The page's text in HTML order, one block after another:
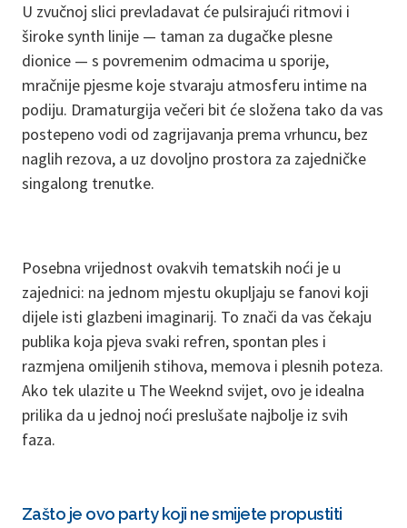
U zvučnoj slici prevladavat će pulsirajući ritmovi i
široke synth linije — taman za dugačke plesne
dionice — s povremenim odmacima u sporije,
mračnije pjesme koje stvaraju atmosferu intime na
podiju. Dramaturgija večeri bit će složena tako da vas
postepeno vodi od zagrijavanja prema vrhuncu, bez
naglih rezova, a uz dovoljno prostora za zajedničke
singalong trenutke.
Posebna vrijednost ovakvih tematskih noći je u
zajednici: na jednom mjestu okupljaju se fanovi koji
dijele isti glazbeni imaginarij. To znači da vas čekaju
publika koja pjeva svaki refren, spontan ples i
razmjena omiljenih stihova, memova i plesnih poteza.
Ako tek ulazite u The Weeknd svijet, ovo je idealna
prilika da u jednoj noći preslušate najbolje iz svih
faza.
Zašto je ovo party koji ne smijete propustiti